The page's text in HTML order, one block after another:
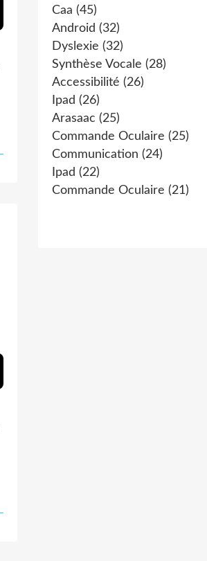
Caa (45)
Android (32)
Dyslexie (32)
Synthèse Vocale (28)
Accessibilité (26)
Ipad (26)
Arasaac (25)
Commande Oculaire (25)
Communication (24)
Ipad (22)
Commande Oculaire (21)